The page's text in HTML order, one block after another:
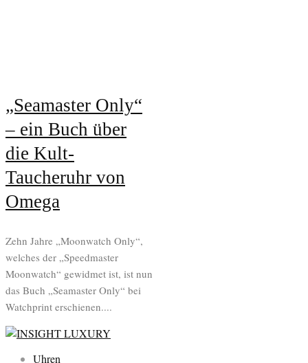
„Seamaster Only“
– ein Buch über
die Kult-
Taucheruhr von
Omega
Zehn Jahre „Moonwatch Only“,
welches der „Speedmaster
Moonwatch“ gewidmet ist, ist nun
das Buch „Seamaster Only“ bei
Watchprint erschienen....
Uhren